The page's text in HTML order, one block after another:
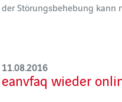
der Störungsbehebung kann
11.08.2016
eanvfaq wieder